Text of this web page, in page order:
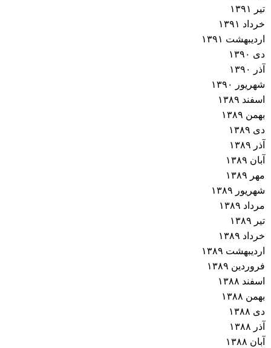
تیر ۱۳۹۱
خرداد ۱۳۹۱
اردیبهشت ۱۳۹۱
دی ۱۳۹۰
آذر ۱۳۹۰
شهریور ۱۳۹۰
اسفند ۱۳۸۹
بهمن ۱۳۸۹
دی ۱۳۸۹
آذر ۱۳۸۹
آبان ۱۳۸۹
مهر ۱۳۸۹
شهریور ۱۳۸۹
مرداد ۱۳۸۹
تیر ۱۳۸۹
خرداد ۱۳۸۹
اردیبهشت ۱۳۸۹
فروردین ۱۳۸۹
اسفند ۱۳۸۸
بهمن ۱۳۸۸
دی ۱۳۸۸
آذر ۱۳۸۸
آبان ۱۳۸۸